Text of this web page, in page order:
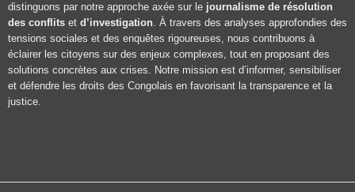
distinguons par notre approche axée sur le journalisme de résolution
des conflits et d’investigation. À travers des analyses approfondies des
tensions sociales et des enquêtes rigoureuses, nous contribuons à
éclairer les citoyens sur des enjeux complexes, tout en proposant des
solutions concrètes aux crises. Notre mission est d’informer, sensibiliser
et défendre les droits des Congolais en favorisant la transparence et la
justice.